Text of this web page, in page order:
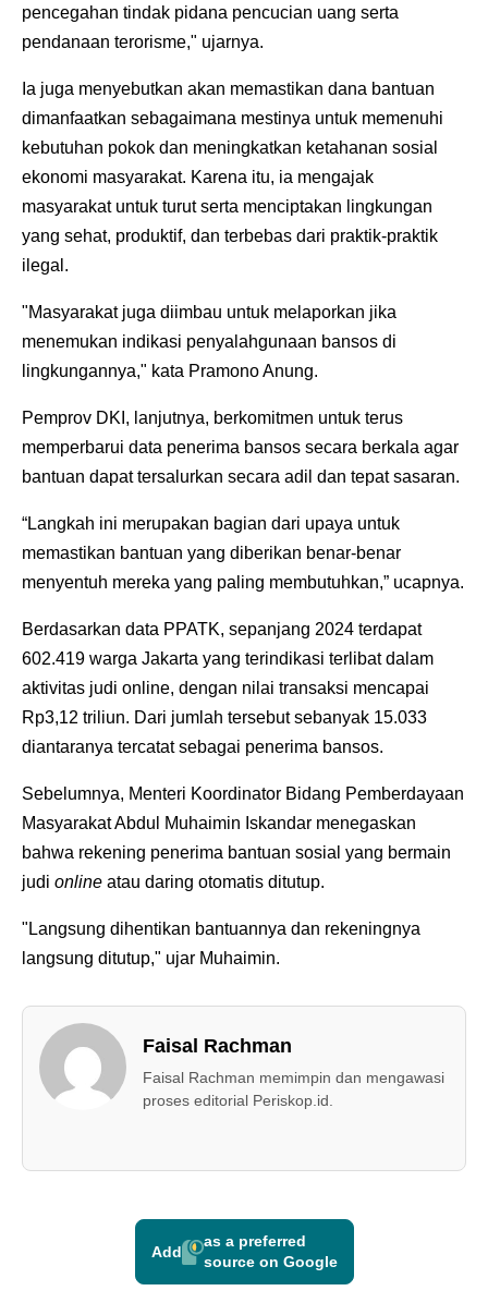
pencegahan tindak pidana pencucian uang serta
pendanaan terorisme," ujarnya.
Ia juga menyebutkan akan memastikan dana bantuan
dimanfaatkan sebagaimana mestinya untuk memenuhi
kebutuhan pokok dan meningkatkan ketahanan sosial
ekonomi masyarakat. Karena itu, ia mengajak
masyarakat untuk turut serta menciptakan lingkungan
yang sehat, produktif, dan terbebas dari praktik-praktik
ilegal.
"Masyarakat juga diimbau untuk melaporkan jika
menemukan indikasi penyalahgunaan bansos di
lingkungannya," kata Pramono Anung.
Pemprov DKI, lanjutnya, berkomitmen untuk terus
memperbarui data penerima bansos secara berkala agar
bantuan dapat tersalurkan secara adil dan tepat sasaran.
“Langkah ini merupakan bagian dari upaya untuk
memastikan bantuan yang diberikan benar-benar
menyentuh mereka yang paling membutuhkan,” ucapnya.
Berdasarkan data PPATK, sepanjang 2024 terdapat
602.419 warga Jakarta yang terindikasi terlibat dalam
aktivitas judi online, dengan nilai transaksi mencapai
Rp3,12 triliun. Dari jumlah tersebut sebanyak 15.033
diantaranya tercatat sebagai penerima bansos.
Sebelumnya, Menteri Koordinator Bidang Pemberdayaan
Masyarakat Abdul Muhaimin Iskandar menegaskan
bahwa rekening penerima bantuan sosial yang bermain
judi online atau daring otomatis ditutup.
"Langsung dihentikan bantuannya dan rekeningnya
langsung ditutup," ujar Muhaimin.
Faisal Rachman
Faisal Rachman memimpin dan mengawasi
proses editorial Periskop.id.
Add
as a preferred
source on Google